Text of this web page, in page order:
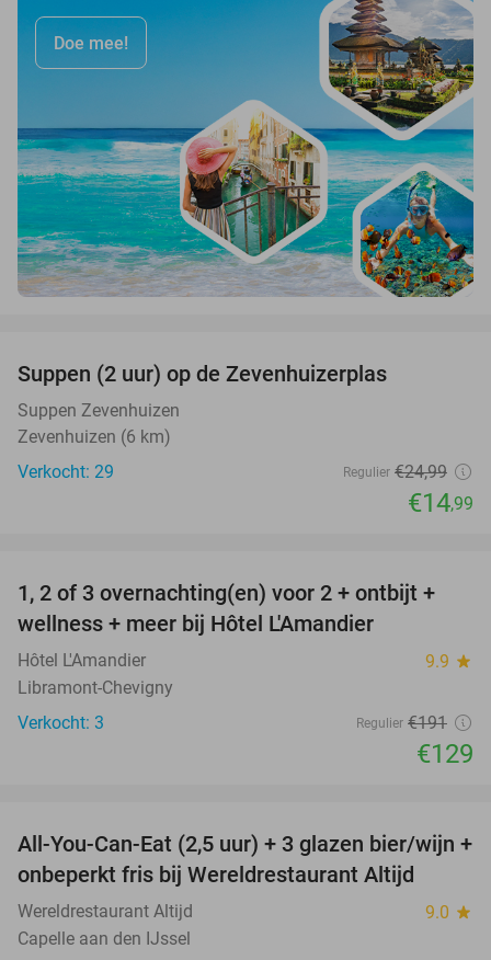
Doe mee!
Suppen (2 uur) op de Zevenhuizerplas
Suppen Zevenhuizen
Zevenhuizen (6 km)
Verkocht: 29
Regulier €24,99
€14,99
32%
TODAY
1, 2 of 3 overnachting(en) voor 2 + ontbijt +
wellness + meer bij Hôtel L'Amandier
Hôtel L'Amandier 9.9 star
Libramont-Chevigny
Verkocht: 3
Regulier €191
€129
21%
All-You-Can-Eat (2,5 uur) + 3 glazen bier/wijn +
onbeperkt fris bij Wereldrestaurant Altijd
Wereldrestaurant Altijd 9.0 star
Capelle aan den IJssel